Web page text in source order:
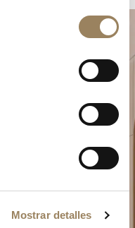
Mostrar detalles
de